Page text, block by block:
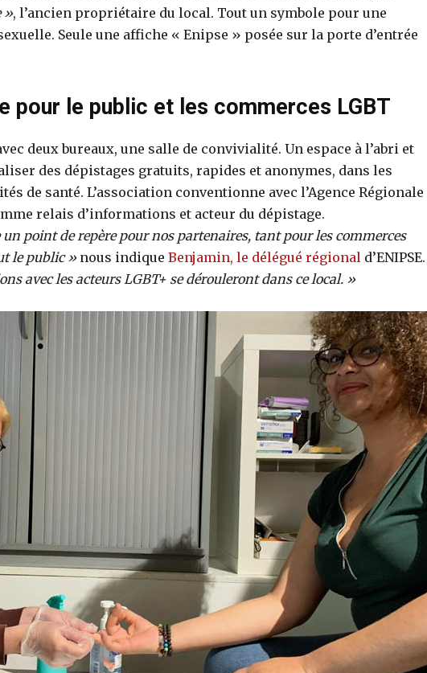
», l’ancien propriétaire du local. Tout un symbole pour une
Seule une affiche « Enipse » posée sur la porte d’entrée
pour le public et les commerces LGBT
deux bureaux, une salle de convivialité. Un espace à l’abri et
des dépistages gratuits, rapides et anonymes, dans les
de santé. L’association conventionne avec l’Agence Régionale
relais d’informations et acteur du dépistage.
un point de repère pour nos partenaires, tant pour les commerces
le public »nous indique Benjamin, le délégué régional d’ENIPSE.
avec les acteurs LGBT+ se dérouleront dans ce local. »